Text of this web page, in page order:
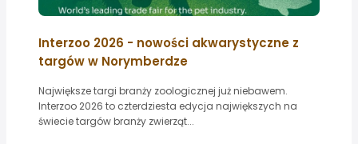
Interzoo 2026 - nowości akwarystyczne z
targów w Norymberdze
Największe targi branży zoologicznej już niebawem.
Interzoo 2026 to czterdziesta edycja największych na
świecie targów branży zwierząt...